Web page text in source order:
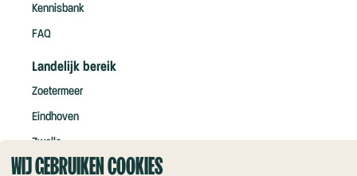
Kennisbank
FAQ
Landelijk bereik
Zoetermeer
Eindhoven
Zwolle
WIJ GEBRUIKEN COOKIES